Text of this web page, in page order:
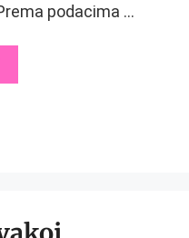
podacima …